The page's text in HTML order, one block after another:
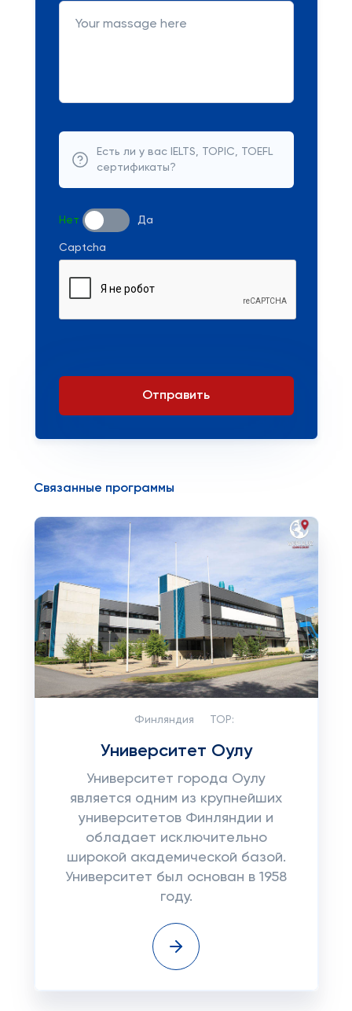
Есть ли у вас IELTS, TOPIC, TOEFL
сертификаты?
Нет Да
Captcha
Отправить
Связанные программы
Финляндия TOP:
Университет Оулу
Университет города Оулу
является одним из крупнейших
университетов Финляндии и
обладает исключительно
широкой академической базой.
Университет был основан в 1958
году.